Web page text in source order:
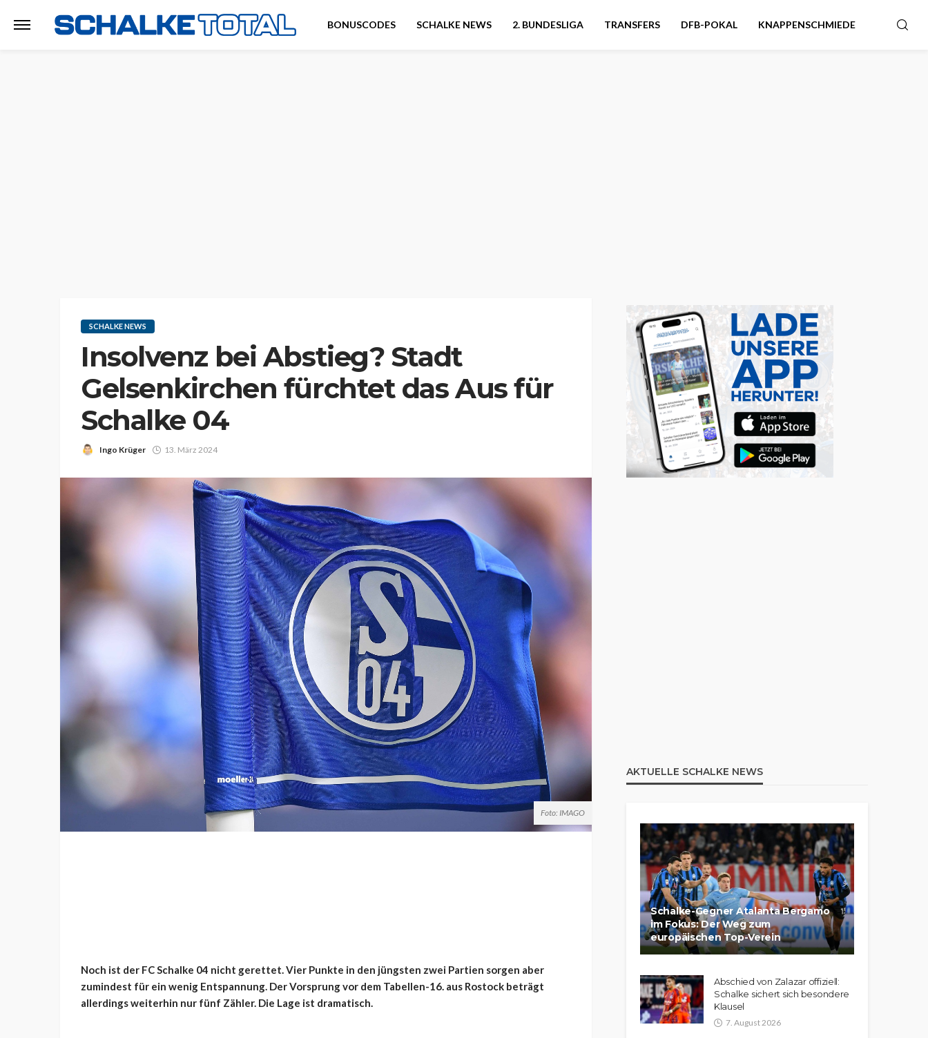
BONUSCODES SCHALKE NEWS 2. BUNDESLIGA TRANSFERS DFB-POKAL KNAPPENSCHMIEDE
SCHALKE NEWS
Insolvenz bei Abstieg? Stadt
Gelsenkirchen fürchtet das Aus für
Schalke 04
Ingo Krüger 13. März 2024
Foto: IMAGO
Noch ist der FC Schalke 04 nicht gerettet. Vier Punkte in den jüngsten zwei Partien sorgen aber
zumindest für ein wenig Entspannung. Der Vorsprung vor dem Tabellen-16. aus Rostock beträgt
allerdings weiterhin nur fünf Zähler. Die Lage ist dramatisch.
AKTUELLE SCHALKE NEWS
Schalke-Gegner Atalanta Bergamo
im Fokus: Der Weg zum
europäischen Top-Verein
Abschied von Zalazar offiziell:
Schalke sichert sich besondere
Klausel
7. August 2026